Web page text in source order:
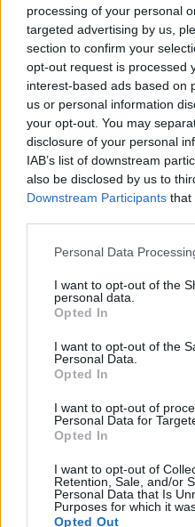
processing of your personal
targeted advertising by us,
section to confirm your
opt-out request is processed
interest-based ads based on
us or personal information
your opt-out. You may
disclosure of your personal
IAB’s list of downstream
also be disclosed by us to
Downstream Participants that
Please note that this
not limited to your visit or
grant or deny consent to
use your data for below
consent section.
Personal Data
I want to opt-out of the
personal data.
Opted In
I want to opt-out of the
Personal Data.
Opted In
I want to opt-out of
Personal Data for
Opted In
I want to opt-out of
Retention, Sale, and/or
Personal Data that Is
Purposes for which it
Opted Out